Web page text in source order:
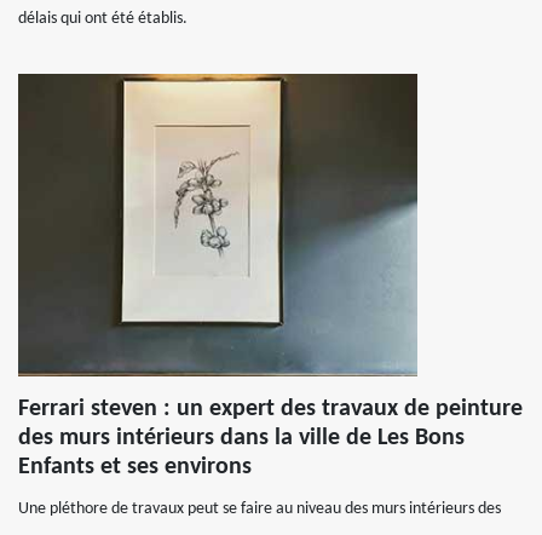
délais qui ont été établis.
Ferrari steven : un expert des travaux de peinture
des murs intérieurs dans la ville de Les Bons
Enfants et ses environs
Une pléthore de travaux peut se faire au niveau des murs intérieurs des